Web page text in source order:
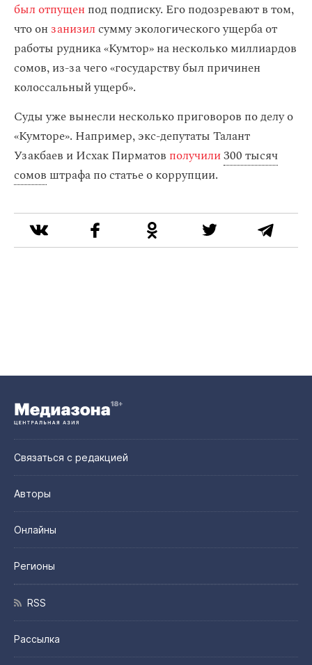
был отпущен под подписку. Его подозревают в том,
что он занизилсумму экологического ущерба от
работы рудника «Кумтор» на несколько миллиардов
сомов, из-за чего «государству был причинен
колоссальный ущерб».
Суды уже вынесли несколько приговоров по делу о
«Кумторе». Например, экс-депутаты Талант
Узакбаев и Исхак Пирматов получили300 тысяч
сомов штрафа по статье о коррупции.
Связаться с редакцией
Авторы
Онлайны
Регионы
RSS
Рассылка